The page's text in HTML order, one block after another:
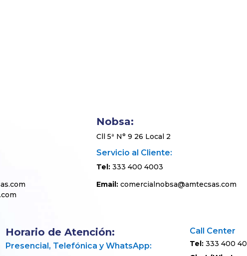
Nobsa:
Cll 5ª N° 9 26 Local 2
Servicio al Cliente:
Tel:333 400 4003
Email:comercialnobsa@amtecsas.com
Horario de Atención:
Presencial, Telefónica y WhatsApp:
Call Center
Tel: 333 400